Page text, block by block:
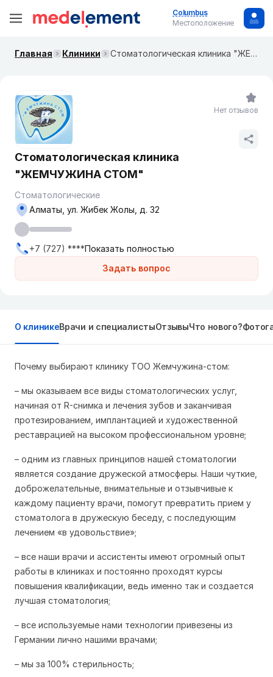
Columbus
Местоположение
Главная Клиники Стоматологическая клиника "ЖЕМЧУЖИНА СТОМ"
Стоматологическая клиника
"ЖЕМЧУЖИНА СТОМ"
Стоматологические
Задать вопрос
Алматы, ул. Жибек Жолы, д. 32
+7 (727) ****Показать полностью
Нет отзывов
О клиникеВрачи и специалистыОтзывыЧто нового?
Почему выбирают клинику ТОО Жемчужина-стом:
– мы оказываем все виды стоматологических услуг,
начиная от R-снимка и лечения зубов и заканчивая
протезированием, имплантацией и художественной
реставрацией на высоком профессиональном уровне;
– одним из главных принципов нашей стоматологии
является создание дружеской атмосферы. Наши чуткие,
доброжелательные, внимательные и отзывчивые к
каждому пациенту врачи, помогут превратить прием у
стоматолога в дружескую беседу, с последующим
лечением «в удовольствие»;
– все наши врачи и ассистенты имеют огромный опыт
работы в клиниках и постоянно проходят курсы
повышения квалификации, ведь именно так и создается
лучшая стоматология;
– все используемые нами технологии привезены из
Германии лично нашими врачами;
– мы за 100% стерильность;